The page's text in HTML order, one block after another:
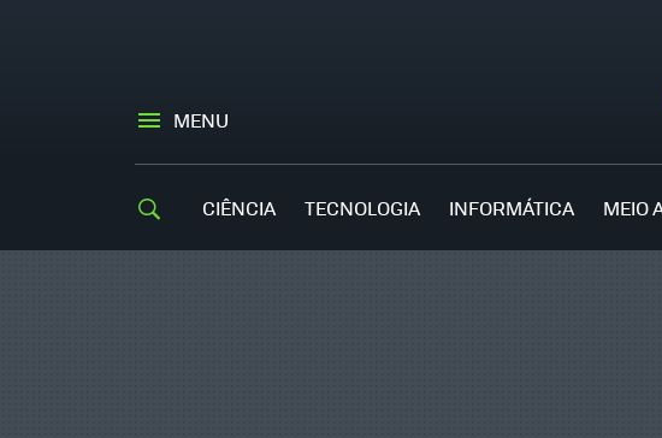
MENU
CIÊNCIA TECNOLOGIA INFORMÁTICA MEIO